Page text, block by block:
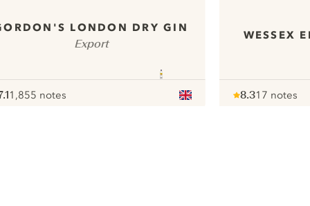
LONDON DRY GIN
Export
1,855 notes
WESSEX
8.317 notes